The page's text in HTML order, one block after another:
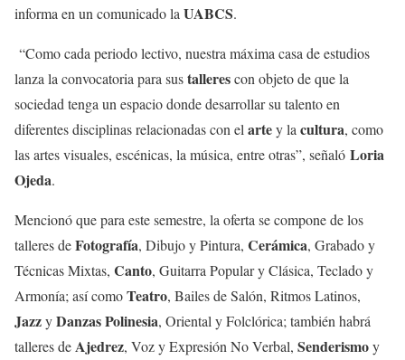
informa en un comunicado la UABCS.
“Como cada periodo lectivo, nuestra máxima casa de estudios
lanza la convocatoria para sustallerescon objeto de que la
sociedad tenga un espacio donde desarrollar su talento en
diferentes disciplinas relacionadas con el artey la cultura, como
las artes visuales, escénicas, la música, entre otras”, señaló Loria
Ojeda.
Mencionó que para este semestre, la oferta se compone de los
talleres deFotografía, Dibujo y Pintura, Cerámica, Grabado y
Técnicas Mixtas, Canto, Guitarra Popular y Clásica, Teclado y
Armonía; así comoTeatro, Bailes de Salón, Ritmos Latinos,
JazzyDanzas Polinesia, Oriental y Folclórica; también habrá
talleres deAjedrez, Voz y Expresión No Verbal, Senderismoy